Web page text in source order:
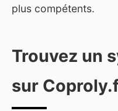
plus compétents.
Trouvez un
sur